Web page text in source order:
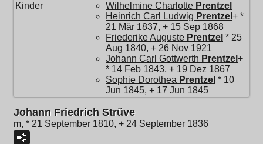
Kinder
Wilhelmine Charlotte Prentzel
Heinrich Carl Ludwig Prentzel + *
21 Mär 1837, + 15 Sep 1868
Friederike Auguste Prentzel * 25
Aug 1840, + 26 Nov 1921
Johann Carl Gottwerth Prentzel +
* 14 Feb 1843, + 19 Dez 1867
Sophie Dorothea Prentzel * 10
Jun 1845, + 17 Jun 1845
Johann Friedrich Strüve
m, * 21 September 1810, + 24 September 1836